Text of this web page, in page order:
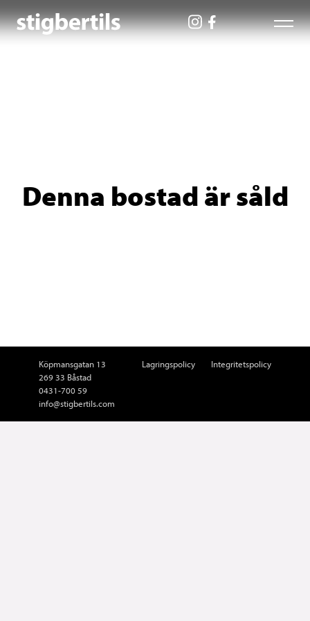
Denna bostad är såld
Köpmansgatan 13
269 33 Båstad
0431-700 59
info@stigbertils.com
Lagringspolicy Integritetspolicy